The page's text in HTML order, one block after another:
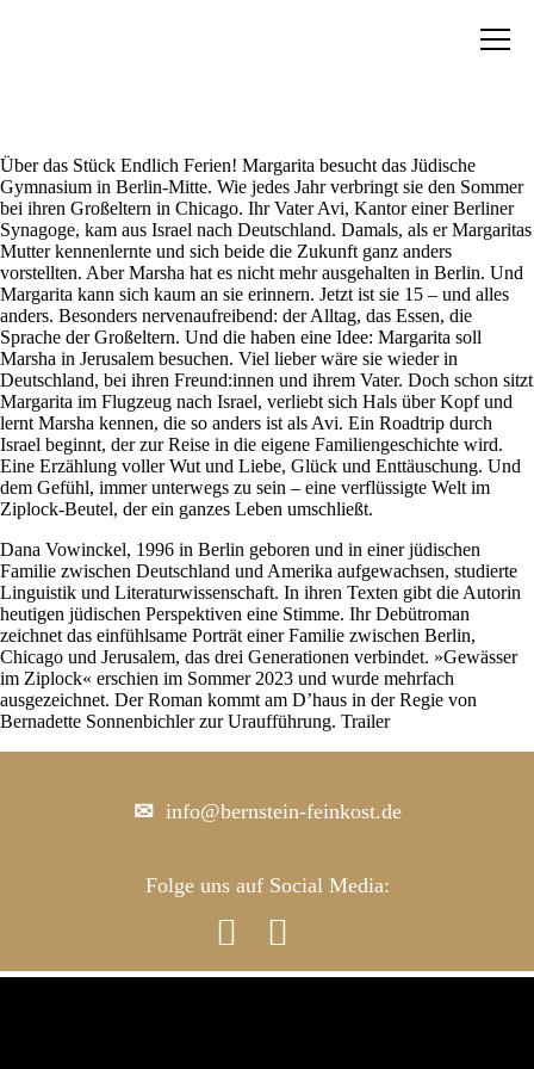
Über das Stück Endlich Ferien! Margarita besucht das Jüdische
Gymnasium in Berlin-Mitte. Wie jedes Jahr verbringt sie den Sommer
bei ihren Großeltern in Chicago. Ihr Vater Avi, Kantor einer Berliner
Synagoge, kam aus Israel nach Deutschland. Damals, als er Margaritas
Mutter kennenlernte und sich beide die Zukunft ganz anders
vorstellten. Aber Marsha hat es nicht mehr ausgehalten in Berlin. Und
Margarita kann sich kaum an sie erinnern. Jetzt ist sie 15 – und alles
anders. Besonders nervenaufreibend: der Alltag, das Essen, die
Sprache der Großeltern. Und die haben eine Idee: Margarita soll
Marsha in Jerusalem besuchen. Viel lieber wäre sie wieder in
Deutschland, bei ihren Freund:innen und ihrem Vater. Doch schon sitzt
Margarita im Flugzeug nach Israel, verliebt sich Hals über Kopf und
lernt Marsha kennen, die so anders ist als Avi. Ein Roadtrip durch
Israel beginnt, der zur Reise in die eigene Familiengeschichte wird.
Eine Erzählung voller Wut und Liebe, Glück und Enttäuschung. Und
dem Gefühl, immer unterwegs zu sein – eine verflüssigte Welt im
Ziplock-Beutel, der ein ganzes Leben umschließt.
Dana Vowinckel, 1996 in Berlin geboren und in einer jüdischen
Familie zwischen Deutschland und Amerika aufgewachsen, studierte
Linguistik und Literaturwissenschaft. In ihren Texten gibt die Autorin
heutigen jüdischen Perspektiven eine Stimme. Ihr Debütroman
zeichnet das einfühlsame Porträt einer Familie zwischen Berlin,
Chicago und Jerusalem, das drei Generationen verbindet. »Gewässer
im Ziplock« erschien im Sommer 2023 und wurde mehrfach
ausgezeichnet. Der Roman kommt am D’haus in der Regie von
Bernadette Sonnenbichler zur Uraufführung. Trailer
info@bernstein-feinkost.de
Folge uns auf Social Media:
 